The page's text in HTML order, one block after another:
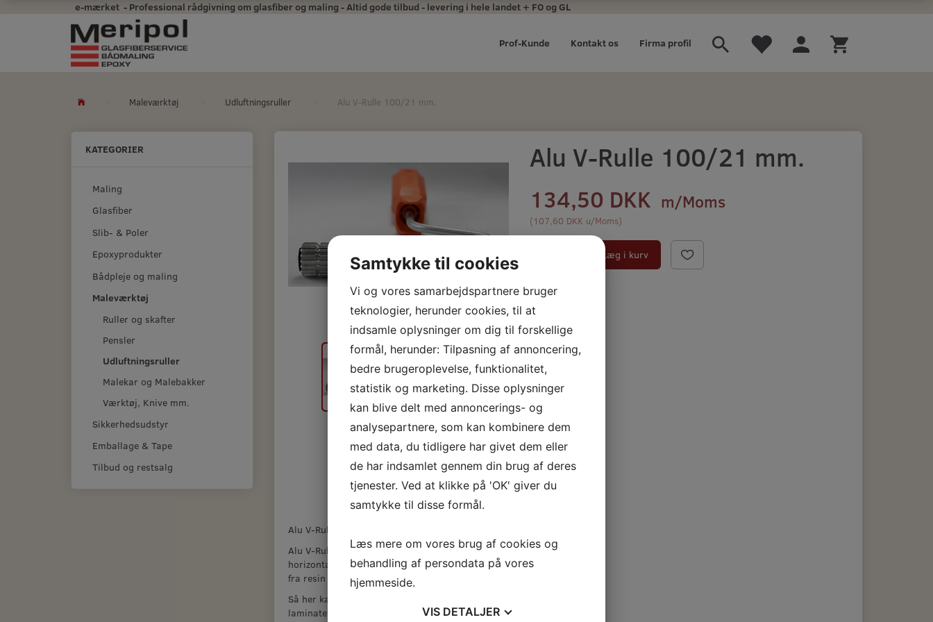
e-mærket - Professional rådgivning om glasfiber og maling - Altid gode tilbud - levering i hele landet + FO og GL
Firma profil
Kontakt os
Prof-Kunde
Maleværktøj Udluftningsruller Alu V-Rulle 100/21 mm.
KATEGORIER
Maling
Glasfiber
Slib- & Poler
Epoxyprodukter
Bådpleje og maling
Maleværktøj
Ruller og skafter
Pensler
Udluftningsruller
Malekar og Malebakker
Værktøj, Knive mm.
Sikkerhedsudstyr
Emballage & Tape
Tilbud og restsalg
Alu V-Rulle 100/21 mm.
Alu V-Rulle er en blanding af den traditionelle
horizontale med et V snit som reducerer sprøjt
fra resin når man ruller.
Så her kan du bedre presse fiberen ned i
laminatet og dermed få en god udluftning.
Alu V-Rulle 100/21 mm.
134,50 DKK m/Moms
(107,60 DKK u/Moms)
Læg i kurv
Samtykke til cookies
Vi og vores samarbejdspartnere bruger
teknologier, herunder cookies, til at
indsamle oplysninger om dig til forskellige
formål, herunder: Tilpasning af annoncering,
bedre brugeroplevelse, funktionalitet,
statistik og marketing. Disse oplysninger
kan blive delt med annoncerings- og
analysepartnere, som kan kombinere dem
med data, du tidligere har givet dem eller
de har indsamlet gennem din brug af deres
tjenester. Ved at klikke på 'OK' giver du
samtykke til disse formål.
Læs mere om vores brug af cookies og
behandling af persondata på vores
hjemmeside.
VIS DETALJER